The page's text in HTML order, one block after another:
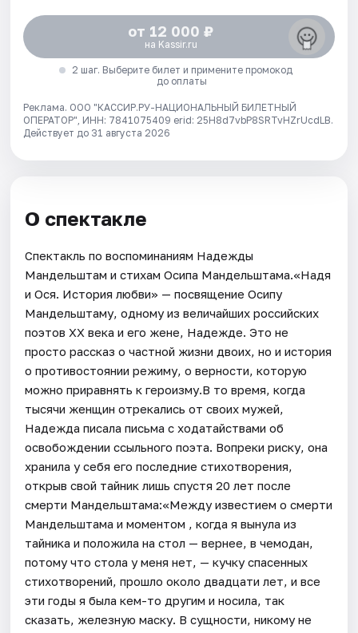
от 12 000 ₽
на Kassir.ru
2 шаг. Выберите билет и примените промокод
до оплаты
Реклама. ООО "КАССИР.РУ-НАЦИОНАЛЬНЫЙ БИЛЕТНЫЙ
ОПЕРАТОР", ИНН: 7841075409 erid: 25H8d7vbP8SRTvHZrUcdLB.
Действует до 31 августа 2026
О спектакле
Cпектакль по воспоминаниям Надежды
Мандельштам и стихам Осипа Мандельштама.«Надя
и Ося. История любви» — посвящение Осипу
Мандельштаму, одному из величайших российских
поэтов XX века и его жене, Надежде. Это не
просто рассказ о частной жизни двоих, но и история
о противостоянии режиму, о верности, которую
можно приравнять к героизму.В то время, когда
тысячи женщин отрекались от своих мужей,
Надежда писала письма с ходатайствами об
освобождении ссыльного поэта. Вопреки риску, она
хранила у себя его последние стихотворения,
открыв свой тайник лишь спустя 20 лет после
смерти Мандельштама:«Между известием о смерти
Мандельштама и моментом , когда я вынула из
тайника и положила на стол — вернее, в чемодан,
потому что стола у меня нет, — кучку спасенных
стихотворений, прошло около двадцати лет, и все
эти годы я была кем-то другим и носила, так
сказать, железную маску. В сущности, никому не